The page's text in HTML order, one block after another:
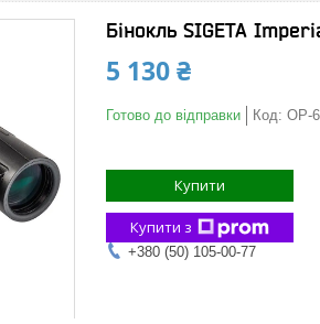
Бінокль SIGETA
5 130 ₴
Готово до відправки Код: OP-
Купити
Купити з
+380 (50) 105-00-77